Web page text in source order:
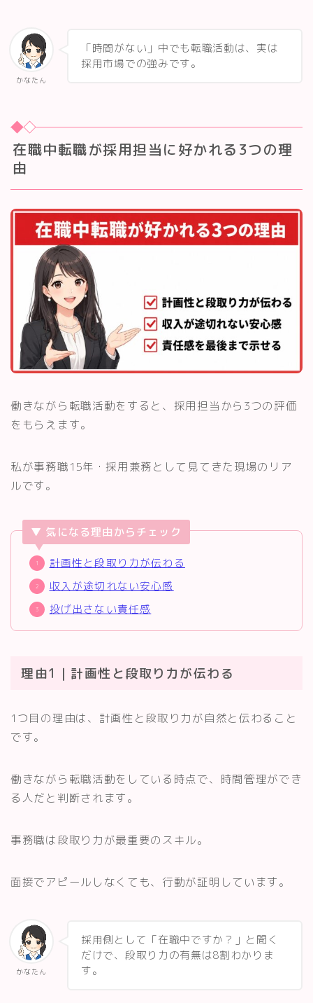
かなたん
「時間がない」中でも転職活動は、実は
採用市場での強みです。
在職中転職が採用担当に好かれる3つの理
由
働きながら転職活動をすると、採用担当から3つの評価
をもらえます。
私が事務職15年・採用兼務として見てきた現場のリア
ルです。
▼ 気になる理由からチェック
計画性と段取り力が伝わる
収入が途切れない安心感
投げ出さない責任感
理由1｜計画性と段取り力が伝わる
1つ目の理由は、計画性と段取り力が自然と伝わること
です。
働きながら転職活動をしている時点で、時間管理ができ
る人だと判断されます。
事務職は段取り力が最重要のスキル。
面接でアピールしなくても、行動が証明しています。
かなたん
採用側として「在職中ですか？」と聞く
だけで、段取り力の有無は8割わかりま
す。